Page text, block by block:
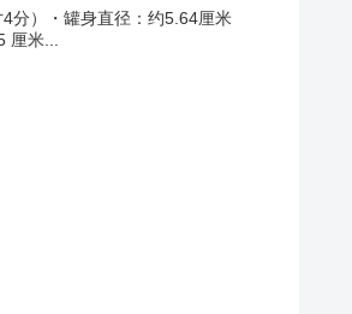
分）・罐身直径：约5.64厘米
厘米...